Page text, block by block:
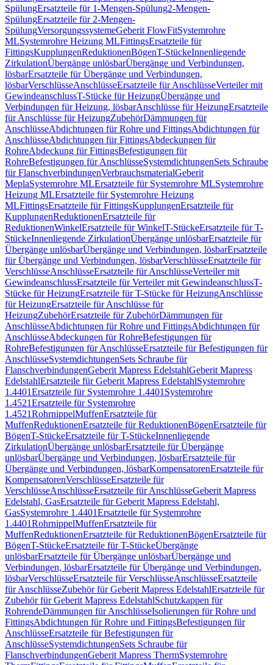
SpülungErsatzteile für 1-Mengen-Spülung2-Mengen-
SpülungErsatzteile für 2-Mengen-
SpülungVersorgungssystemeGeberit FlowFitSystemrohre
MLSystemrohre Heizung MLFittingsErsatzteile für
FittingsKupplungenReduktionenBögenT-StückeInnenliegende
ZirkulationÜbergänge unlösbarÜbergänge und Verbindungen,
lösbarErsatzteile für Übergänge und Verbindungen,
lösbarVerschlüsseAnschlüsseErsatzteile für AnschlüsseVerteiler mit
GewindeanschlussT-Stücke für HeizungÜbergänge und
Verbindungen für Heizung, lösbarAnschlüsse für HeizungErsatzteile
für Anschlüsse für HeizungZubehörDämmungen für
AnschlüsseAbdichtungen für Rohre und FittingsAbdichtungen für
AnschlüsseAbdichtungen für FittingsAbdeckungen für
RohreAbdeckung für FittingsBefestigungen für
RohreBefestigungen für AnschlüsseSystemdichtungenSets Schraube
für FlanschverbindungenVerbrauchsmaterialGeberit
MeplaSystemrohre MLErsatzteile für Systemrohre MLSystemrohre
Heizung MLErsatzteile für Systemrohre Heizung
MLFittingsErsatzteile für FittingsKupplungenErsatzteile für
KupplungenReduktionenErsatzteile für
ReduktionenWinkelErsatzteile für WinkelT-StückeErsatzteile für T-
StückeInnenliegende ZirkulationÜbergänge unlösbarErsatzteile für
Übergänge unlösbarÜbergänge und Verbindungen, lösbarErsatzteile
für Übergänge und Verbindungen, lösbarVerschlüsseErsatzteile für
VerschlüsseAnschlüsseErsatzteile für AnschlüsseVerteiler mit
GewindeanschlussErsatzteile für Verteiler mit GewindeanschlussT-
Stücke für HeizungErsatzteile für T-Stücke für HeizungAnschlüsse
für HeizungErsatzteile für Anschlüsse für
HeizungZubehörErsatzteile für ZubehörDämmungen für
AnschlüsseAbdichtungen für Rohre und FittingsAbdichtungen für
AnschlüsseAbdeckungen für RohreBefestigungen für
RohreBefestigungen für AnschlüsseErsatzteile für Befestigungen für
AnschlüsseSystemdichtungenSets Schraube für
FlanschverbindungenGeberit Mapress EdelstahlGeberit Mapress
EdelstahlErsatzteile für Geberit Mapress EdelstahlSystemrohre
1.4401Ersatzteile für Systemrohre 1.4401 Systemrohre
1.4521Ersatzteile für Systemrohre
1.4521RohrnippelMuffenErsatzteile für
MuffenReduktionenErsatzteile für ReduktionenBögenErsatzteile für
BögenT-StückeErsatzteile für T-StückeInnenliegende
ZirkulationÜbergänge unlösbarErsatzteile für Übergänge
unlösbarÜbergänge und Verbindungen, lösbarErsatzteile für
Übergänge und Verbindungen, lösbarKompensatorenErsatzteile für
KompensatorenVerschlüsseErsatzteile für
VerschlüsseAnschlüsseErsatzteile für AnschlüsseGeberit Mapress
Edelstahl, GasErsatzteile für Geberit Mapress Edelstahl,
GasSystemrohre 1.4401Ersatzteile für Systemrohre
1.4401RohrnippelMuffenErsatzteile für
MuffenReduktionenErsatzteile für ReduktionenBögenErsatzteile für
BögenT-StückeErsatzteile für T-StückeÜbergänge
unlösbarErsatzteile für Übergänge unlösbarÜbergänge und
Verbindungen, lösbarErsatzteile für Übergänge und Verbindungen,
lösbarVerschlüsseErsatzteile für VerschlüsseAnschlüsseErsatzteile
für AnschlüsseZubehör für Geberit Mapress EdelstahlErsatzteile für
Zubehör für Geberit Mapress EdelstahlSchutzkappen für
RohrendeDämmungen für AnschlüsseIsolierungen für Rohre und
FittingsAbdichtungen für Rohre und FittingsBefestigungen für
AnschlüsseErsatzteile für Befestigungen für
AnschlüsseSystemdichtungenSets Schraube für
FlanschverbindungenGeberit Mapress ThermSystemrohre